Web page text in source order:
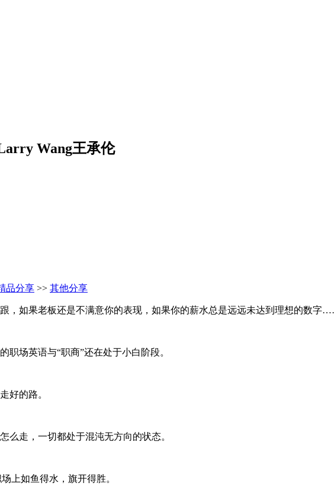
Wang王承伦
品分享 >> 其他分享
，如果老板还是不满意你的表现，如果你的薪水总是远远未达到理想的数字
职场英语与“职商”还在处于小白阶段。
好的路。
么走，一切都处于混沌无方向的状态。
上如鱼得水，旗开得胜。